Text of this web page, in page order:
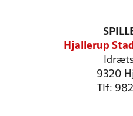
Hjallerup
9320
Tlf: